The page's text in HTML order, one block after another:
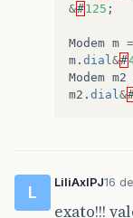
&#125 ;
Modem m =
m . dial&#
Modem m2
m2 . dial&
L
LiliAxlPJ16
exato!!!